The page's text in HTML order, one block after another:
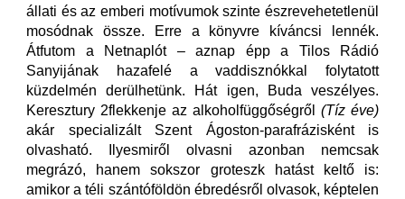
állati és az emberi motívumok szinte észrevehetetlenül
mosódnak össze. Erre a könyvre kíváncsi lennék.
Átfutom a Netnaplót – aznap épp a Tilos Rádió
Sanyijának hazafelé a vaddisznókkal folytatott
küzdelmén derülhetünk. Hát igen, Buda veszélyes.
Keresztury 2flekkenje az alkoholfüggőségről (Tíz éve)
akár specializált Szent Ágoston-parafrázisként is
olvasható. Ilyesmiről olvasni azonban nemcsak
megrázó, hanem sokszor groteszk hatást keltő is:
amikor a téli szántóföldön ébredésről olvasok, képtelen